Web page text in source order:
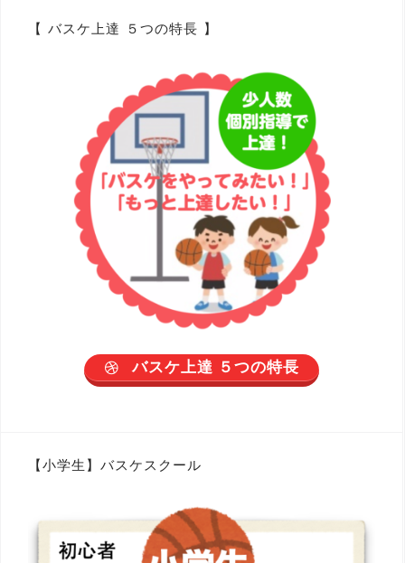
【 バスケ上達 ５つの特長 】
バスケ上達 ５つの特長
【小学生】バスケスクール